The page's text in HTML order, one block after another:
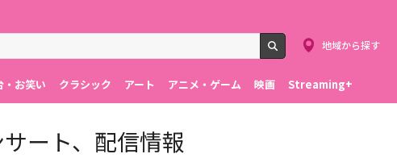
検索
地域から探す
・お笑い クラシック アート アニメ・ゲーム 映画 Streaming+
ート、配信情報